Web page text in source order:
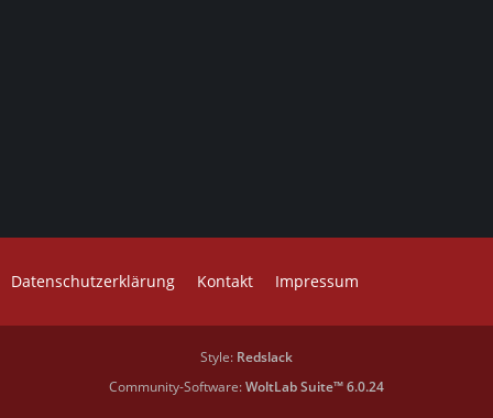
Datenschutzerklärung Kontakt Impressum
Style: Redslack
Community-Software:WoltLab Suite™ 6.0.24